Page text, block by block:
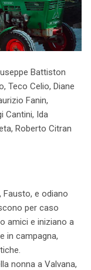
Battiston
Teco Celio, Diane
Fanin,
Cantini, Ida
Roberto Citran
e odiano
per caso
amici e iniziano a
in campagna,
nonna a Valvana,